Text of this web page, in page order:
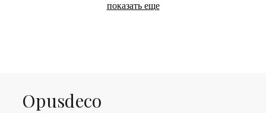
показать еще
Оpusdeco